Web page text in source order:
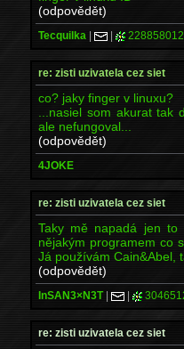
(odpovědět)
Tecquilka | | 228858012
re: zisti uzivatela cez siet
co? jaky finger v linuxu?
...nasiel som akurat tak
ale nefungoval...
(odpovědět)
4JOKE
re: zisti uzivatela cez siet
Taky mě napadá jen
nějakým programem co
Já používám Cain&Abel,
(odpovědět)
InSAN3×N3T| |
re: zisti uzivatela cez siet